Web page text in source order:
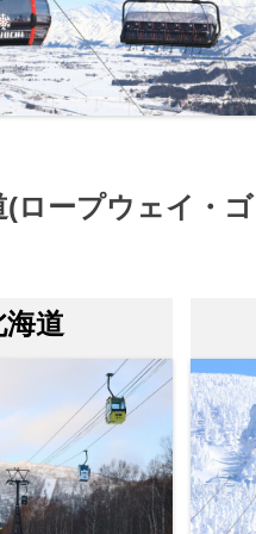
(ロープウェイ・
海道